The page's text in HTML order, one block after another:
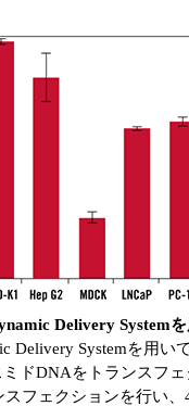
Delivery System
Delivery Systemを用い
ミドDNAをトランスフ
フェクションを行い